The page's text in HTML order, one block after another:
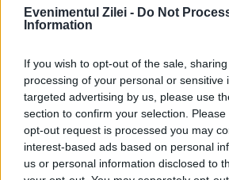
Evenimentul Zilei - Do Not
Information
If you wish to opt-out of the sale,
processing of your personal or sensitive
targeted advertising by us, please use
section to confirm your selection.
opt-out request is processed you may
interest-based ads based on personal
us or personal information disclosed to
Ai încă buletinul vechi?
este valabil
Populația nu va fi
eventualele limitări de
energie. Cristian Bușoi: